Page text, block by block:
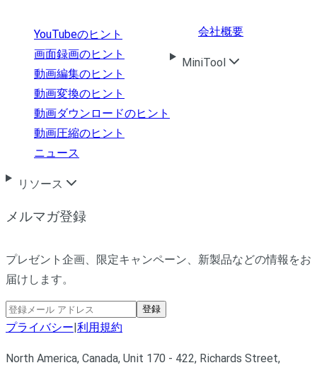
YouTubeのヒント
画面録画のヒント
動画編集のヒント
動画変換のヒント
動画ダウンロードのヒント
動画圧縮のヒント
ニュース
リソース
会社概要
MiniTool
メルマガ登録
プレゼント企画、限定キャンペーン、新製品などの情報をお
届けします。
登録
プライバシー 利用規約
North America, Canada, Unit 170 - 422, Richards Street,